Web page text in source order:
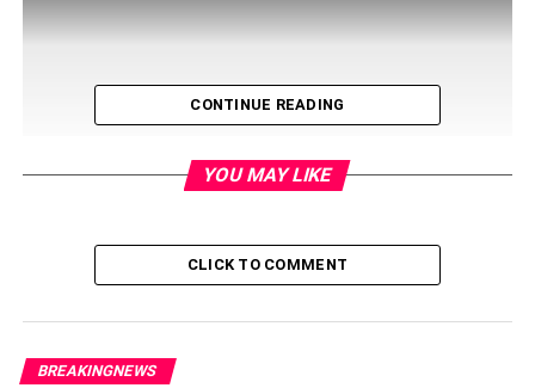
हो गए। जिसके बाद मंगलौर गुड़ मंडी में अफरा तफरी मच गई। घायल
आला अधिकारी भी मोके पर पहुँचकर स्तिथि का जायज़ा लेने में लगे हुए है।
CONTINUE READING
YOU MAY LIKE
CLICK TO COMMENT
BREAKINGNEWS